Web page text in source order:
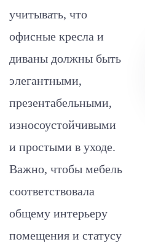
учитывать, что
офисные кресла и
диваны должны быть
элегантными,
презентабельными,
износоустойчивыми
и простыми в уходе.
Важно, чтобы мебель
соответствовала
общему интерьеру
помещения и статусу